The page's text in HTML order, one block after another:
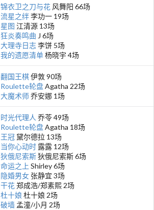
锦衣卫之刀与花 风舞阳 66场
流星之绊李功一 19场
星图 江清源 13场
狂炎奏鸣曲 J 6场
大理寺日志李饼 5场
我的遗愿清单杨晓宇 4场
翻国王棋伊敦 90场
Roulette轮盘Agatha 22场
大魔术师乔安娜 1场
时光代理人 乔苓 49场
Roulette轮盘Agatha 18场
王冠 黛尔德拉 13场
当你心动时 露露 12场
狄俄尼索斯狄俄尼索斯 6场
命运之上 Shirley 6场
隐婚男女 张静宜 3场
干花郑成浩/郑素熙 2场
杜十娘 杜十娘 2场
破墙 孟潼/小月 2场